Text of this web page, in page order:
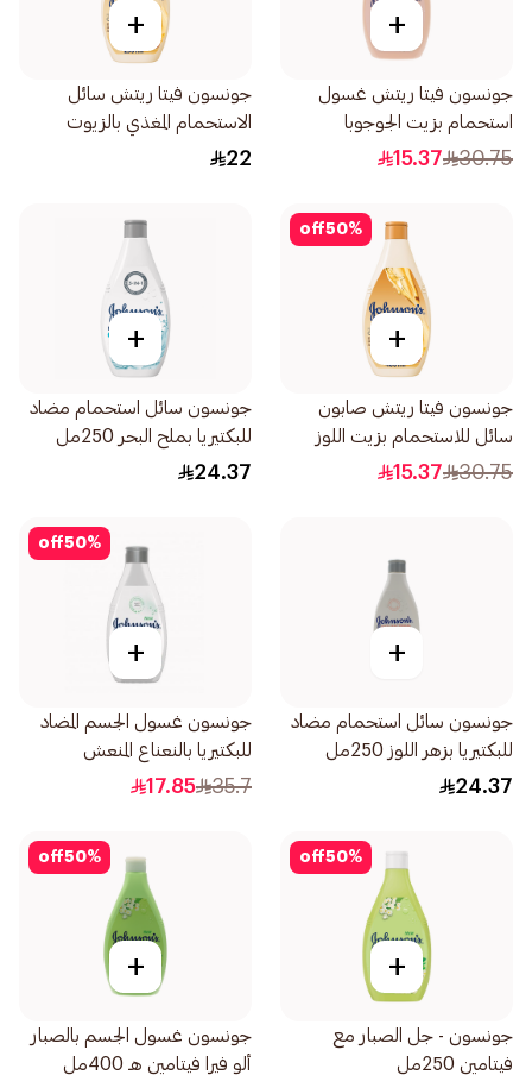
+
جونسون فيتا ريتش غسول
استحمام بزيت الجوجوبا
وفيتامين هـ 400مل
30.75
15.37
+
جونسون فيتا ريتش سائل
الاستحمام المغذي بالزيوت
المجددة للبشرة 250مل
22
50%
off
+
جونسون فيتا ريتش صابون
سائل للاستحمام بزيت اللوز
وزبدة الشيا 400مل
30.75
15.37
+
جونسون سائل استحمام مضاد
للبكتيريا بملح البحر 250مل
24.37
+
جونسون سائل استحمام مضاد
للبكتيريا بزهر اللوز 250مل
24.37
50%
off
+
جونسون غسول الجسم المضاد
للبكتيريا بالنعناع المنعش
400مل
35.7
17.85
50%
off
+
جونسون - جل الصبار مع
فيتامين 250مل
50%
off
+
جونسون غسول الجسم بالصبار
ألو فيرا فيتامين هـ 400مل